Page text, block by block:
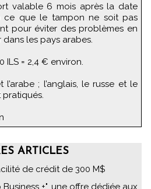
valable 6 mois après la date
ce que le tampon ne soit pas
pour éviter des problèmes en
les pays arabes.
ILS = 2,4 € environ.
l’arabe ; l’anglais, le russe et le
ARTICLES
de crédit de 300 M$
+", une offre dédiée aux